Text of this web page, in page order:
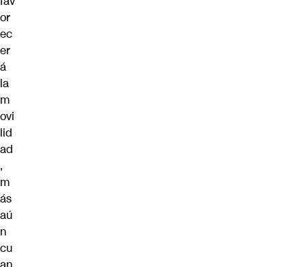
or
ec
er
á
la
m
ovi
lid
ad
,
m
ás
aú
n
cu